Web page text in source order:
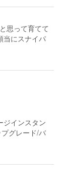
思って育てて
にスナイパ
ジインスタン
グレード/バ